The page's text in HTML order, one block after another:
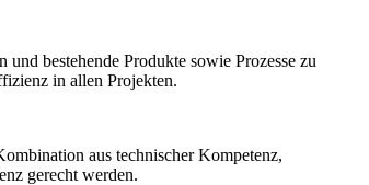
bestehende Produkte sowie Prozesse zu
in allen Projekten.
aus technischer Kompetenz,
gerecht werden.